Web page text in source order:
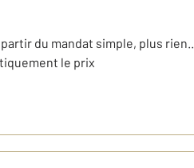
du mandat simple, plus
le prix